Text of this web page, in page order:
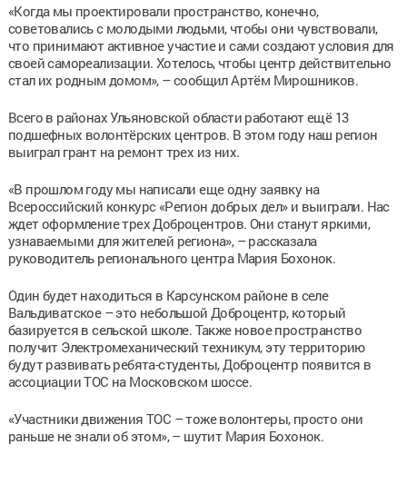
«Когда мы проектировали пространство, конечно,
советовались с молодыми людьми, чтобы они чувствовали,
что принимают активное участие и сами создают условия для
своей самореализации. Хотелось, чтобы центр действительно
стал их родным домом», – сообщил Артём Мирошников.
Всего в районах Ульяновской области работают ещё 13
подшефных волонтёрских центров. В этом году наш регион
выиграл грант на ремонт трех из них.
«В прошлом году мы написали еще одну заявку на
Всероссийский конкурс «Регион добрых дел» и выиграли. Нас
ждет оформление трех Доброцентров. Они станут яркими,
узнаваемыми для жителей региона», – рассказала
руководитель регионального центра Мария Бохонок.
Один будет находиться в Карсунском районе в селе
Вальдиватское – это небольшой Доброцентр, который
базируется в сельской школе. Также новое пространство
получит Электромеханический техникум, эту территорию
будут развивать ребята-студенты, Доброцентр появится в
ассоциации ТОС на Московском шоссе.
«Участники движения ТОС – тоже волонтеры, просто они
раньше не знали об этом», – шутит Мария Бохонок.